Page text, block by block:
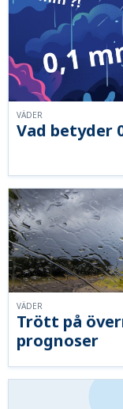
Vad betyder
VÄDER
Trött på
prognoser
VÄDER